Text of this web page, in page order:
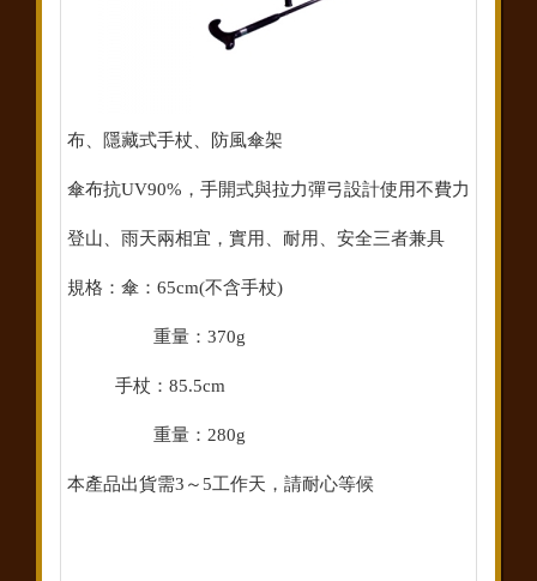
布、隱藏式手杖、防風傘架
傘布抗UV90%，手開式與拉力彈弓設計使用不費力
登山、雨天兩相宜，實用、耐用、安全三者兼具
規格：傘：65cm(不含手杖)
重量：370g
手杖：85.5cm
重量：280g
本產品出貨需3～5工作天，請耐心等候